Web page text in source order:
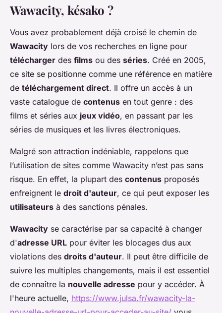
Wawacity, késako ?
Vous avez probablement déjà croisé le chemin de
Wawacity lors de vos recherches en ligne pour
télécharger des films ou des séries. Créé en 2005,
ce site se positionne comme une référence en matière
de téléchargement direct. Il offre un accès à un
vaste catalogue de contenus en tout genre : des
films et séries aux jeux vidéo, en passant par les
séries de musiques et les livres électroniques.
Malgré son attraction indéniable, rappelons que
l’utilisation de sites comme Wawacity n’est pas sans
risque. En effet, la plupart des contenus proposés
enfreignent le droit d'auteur, ce qui peut exposer les
utilisateurs à des sanctions pénales.
Wawacity se caractérise par sa capacité à changer
d'adresse URL pour éviter les blocages dus aux
violations des droits d'auteur. Il peut être difficile de
suivre les multiples changements, mais il est essentiel
de connaître la nouvelle adresse pour y accéder. À
l'heure actuelle, https://www.julsa.fr/wawacity-la-